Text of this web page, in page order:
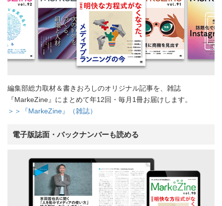
編集部総力取材＆書きおろしのオリジナル記事を、雑誌
『MarkeZine』にまとめて年12回・毎月1冊お届けします。
＞＞『MarkeZine』（雑誌）
電子版誌面・バックナンバーも読める